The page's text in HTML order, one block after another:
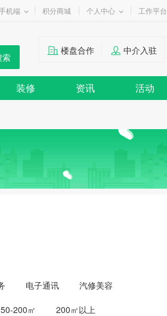
机端 积分商城 个人中心 工作平台
楼盘合作 中介入驻
装修 资讯 活动
电子通讯
汽修美容
200㎡ 200㎡以上